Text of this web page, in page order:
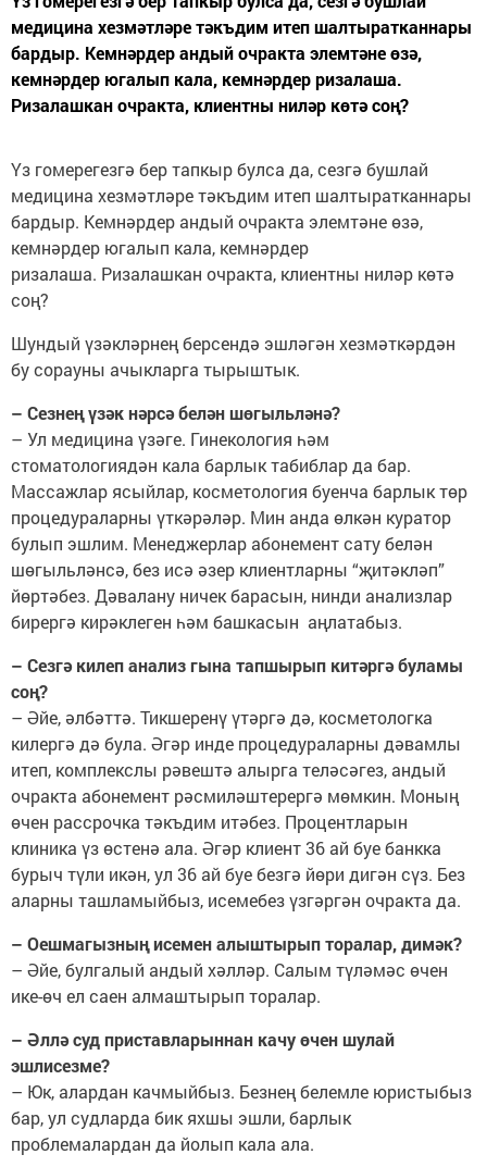
медицина хезмәтләре тәкъдим итеп шалтыратканнары
бардыр. Кемнәрдер андый очракта элемтәне өзә,
кемнәрдер югалып кала, кемнәрдер ризалаша.
Ризалашкан очракта, клиентны ниләр көтә соң?
Үз гомерегезгә бер тапкыр булса да, сезгә бушлай
медицина хезмәтләре тәкъдим итеп шалтыратканнары
бардыр. Кемнәрдер андый очракта элемтәне өзә,
кемнәрдер югалып кала, кемнәрдер
ризалаша. Ризалашкан очракта, клиентны ниләр көтә
соң?
Шундый үзәкләрнең берсендә эшләгән хезмәткәрдән
бу сорауны ачыкларга тырыштык.
– Сезнең үзәк нәрсә белән шөгыльләнә?
– Ул медицина үзәге. Гинекология һәм
стоматологиядән кала барлык табиблар да бар.
Массажлар ясыйлар, косметология буенча барлык төр
процедураларны үткәрәләр. Мин анда өлкән куратор
булып эшлим. Менеджерлар абонемент сату белән
шөгыльләнсә, без исә әзер клиентларны “җитәкләп”
йөртәбез. Дәвалану ничек барасын, нинди анализлар
бирергә кирәклеген һәм башкасын аңлатабыз.
– Сезгә килеп анализ гына тапшырып китәргә буламы
соң?
– Әйе, әлбәттә. Тикшеренү үтәргә дә, косметологка
килергә дә була. Әгәр инде процедураларны дәвамлы
итеп, комплекслы рәвештә алырга теләсәгез, андый
очракта абонемент рәсмиләштерергә мөмкин. Моның
өчен рассрочка тәкъдим итәбез. Процентларын
клиника үз өстенә ала. Әгәр клиент 36 ай буе банкка
бурыч түли икән, ул 36 ай буе безгә йөри дигән сүз. Без
аларны ташламыйбыз, исемебез үзгәргән очракта да.
– Оешмагызның исемен алыштырып торалар, димәк?
– Әйе, булгалый андый хәлләр. Салым түләмәс өчен
ике-өч ел саен алмаштырып торалар.
– Әллә суд приставларыннан качу өчен шулай
эшлисезме?
– Юк, алардан качмыйбыз. Безнең белемле юристыбыз
бар, ул судларда бик яхшы эшли, барлык
проблемалардан да йолып кала ала.